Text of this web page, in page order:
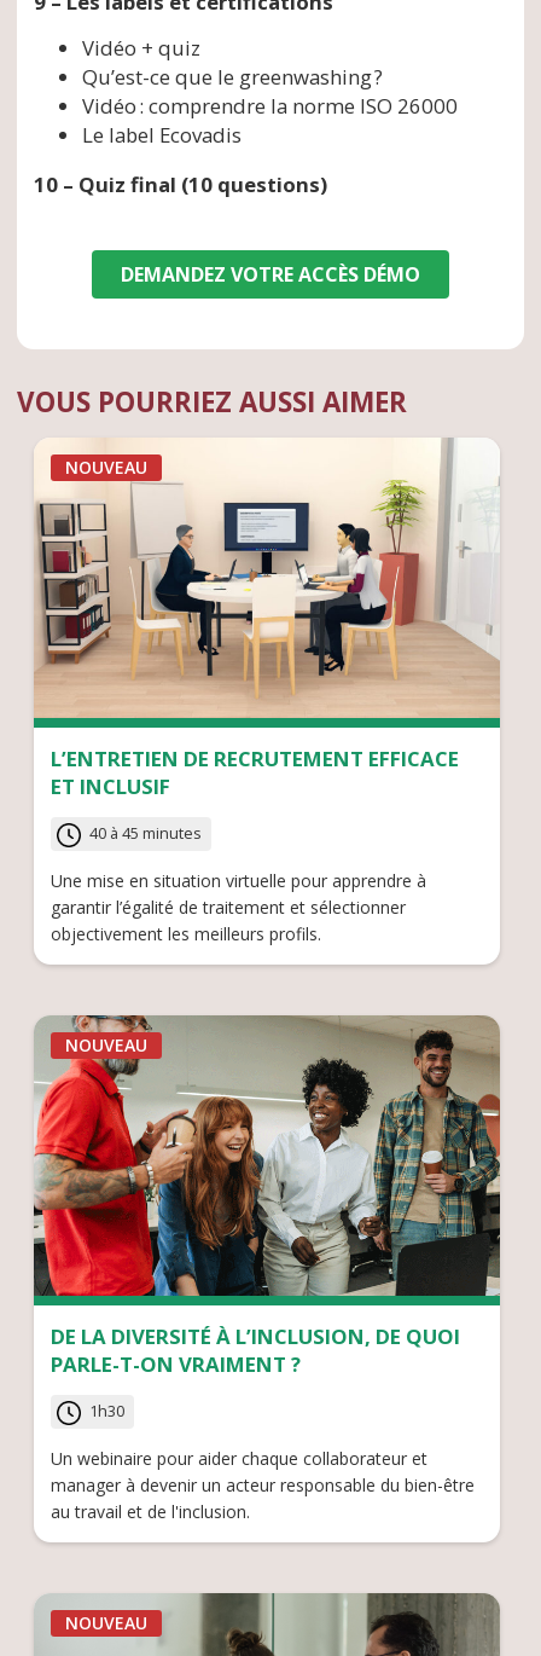
Vidéo + quiz
Qu’est-ce que le greenwashing ?
Vidéo : comprendre la norme ISO 26000
Le label Ecovadis
10 – Quiz final (10 questions)
DEMANDEZ VOTRE ACCÈS DÉMO
VOUS POURRIEZ AUSSI AIMER
NOUVEAU
L’ENTRETIEN DE RECRUTEMENT EFFICACE
ET INCLUSIF
40 à 45 minutes
Une mise en situation virtuelle pour apprendre à
garantir l’égalité de traitement et sélectionner
objectivement les meilleurs profils.
NOUVEAU
DE LA DIVERSITÉ À L’INCLUSION, DE QUOI
PARLE-T-ON VRAIMENT ?
1h30
Un webinaire pour aider chaque collaborateur et
manager à devenir un acteur responsable du bien-être
au travail et de l'inclusion.
NOUVEAU